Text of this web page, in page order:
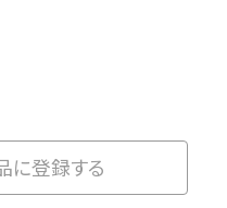
に登録する